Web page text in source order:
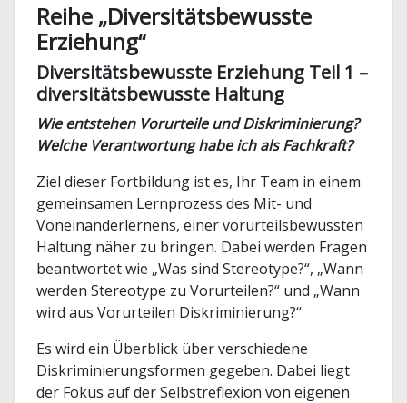
Reihe „Diversitätsbewusste
Erziehung“
Diversitätsbewusste Erziehung Teil 1 –
diversitätsbewusste Haltung
Wie entstehen Vorurteile und Diskriminierung?
Welche Verantwortung habe ich als Fachkraft?
Ziel dieser Fortbildung ist es, Ihr Team in einem
gemeinsamen Lernprozess des Mit- und
Voneinanderlernens, einer vorurteilsbewussten
Haltung näher zu bringen. Dabei werden Fragen
beantwortet wie „Was sind Stereotype?“, „Wann
werden Stereotype zu Vorurteilen?“ und „Wann
wird aus Vorurteilen Diskriminierung?“
Es wird ein Überblick über verschiedene
Diskriminierungsformen gegeben. Dabei liegt
der Fokus auf der Selbstreflexion von eigenen